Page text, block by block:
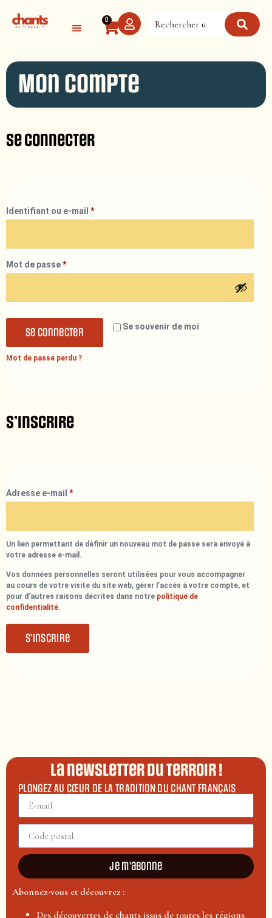
0
Mon compte
Se connecter
Identifiant ou e-mail *
Mot de passe*
Se souvenir de moi
Se connecter
Mot de passe perdu ?
S’inscrire
Adresse e-mail *
Un lien permettant de définir un nouveau mot de passe sera envoyé à
votre adresse e-mail.
Vos données personnelles seront utilisées pour vous accompagner
au cours de votre visite du site web, gérer l’accès à votre compte, et
pour d’autres raisons décrites dans notre politique de
confidentialité.
S’inscrire
La newsletter du terroir !
PLONGEZ AU CŒUR DE LA TRADITION DU CHANT FRANÇAIS
Je m'abonne
Abonnez-vous et découvrez :
Des découvertes de chants issus de toutes les régions